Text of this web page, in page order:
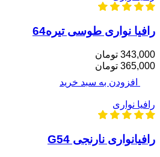
رافیا نواری طوسی تیره64
343,000 تومان
365,000 تومان
افزودن به سبد خرید
رافیا نواری
رافیانواری نارنجی G54